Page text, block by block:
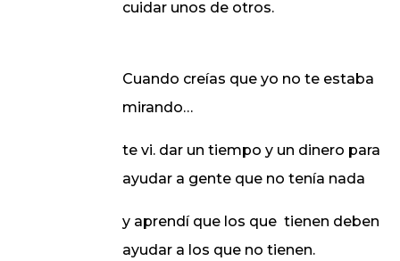
cuidar unos de otros.
Cuando creías que yo no te estaba
mirando…
te vi. dar un tiempo y un dinero para
ayudar a gente que no tenía nada
y aprendí que los que tienen deben
ayudar a los que no tienen.